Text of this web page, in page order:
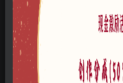
格式
风格
文件大小